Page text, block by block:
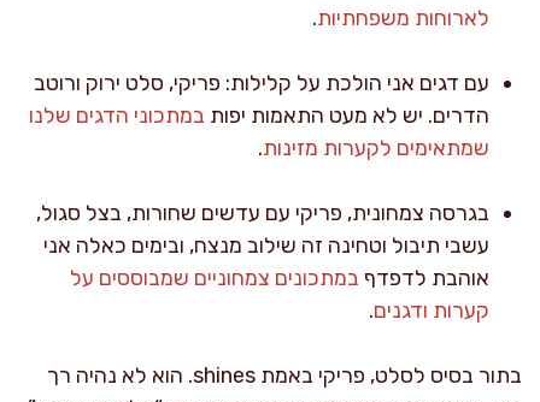
לארוחות משפחתיות.
עם דגים אני הולכת על קלילות: פריקי, סלט ירוק ורוטב
הדרים. יש לא מעט התאמות יפות במתכוני הדגים שלנו
שמתאימים לקערות מזינות.
בגרסה צמחונית, פריקי עם עדשים שחורות, בצל סגול,
עשבי תיבול וטחינה זה שילוב מנצח, ובימים כאלה אני
אוהבת לדפדף במתכונים צמחוניים שמבוססים על
קערות ודגנים.
בתור בסיס לסלט, פריקי באמת shines. הוא לא נהיה רך